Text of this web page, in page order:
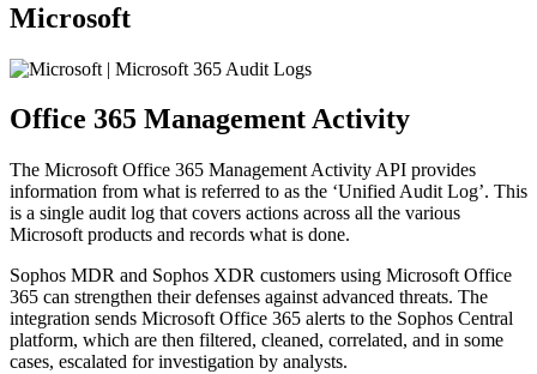
Microsoft
Office 365 Management Activity
The Microsoft Office 365 Management Activity API provides
information from what is referred to as the ‘Unified Audit Log’. This
is a single audit log that covers actions across all the various
Microsoft products and records what is done.
Sophos MDR and Sophos XDR customers using Microsoft Office
365 can strengthen their defenses against advanced threats. The
integration sends Microsoft Office 365 alerts to the Sophos Central
platform, which are then filtered, cleaned, correlated, and in some
cases, escalated for investigation by analysts.